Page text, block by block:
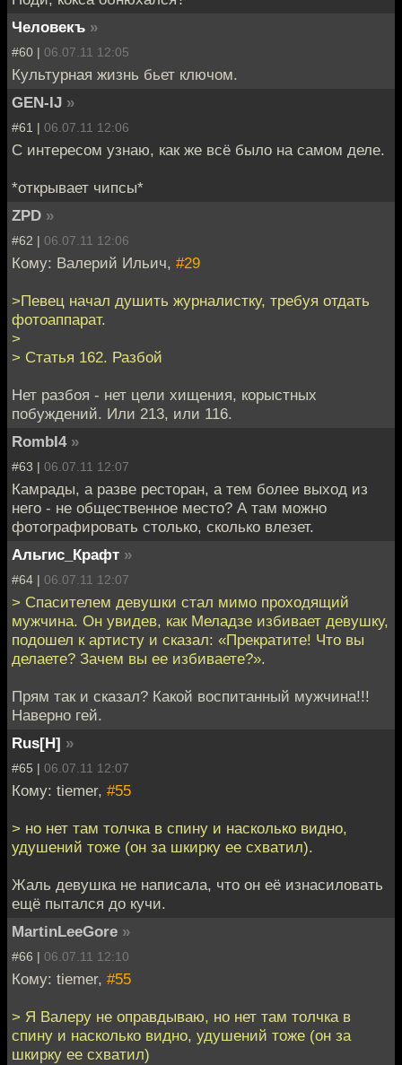
Человекъ »
#60 | 06.07.11 12:05
Культурная жизнь бьет ключом.
GEN-IJ »
#61 | 06.07.11 12:06
С интересом узнаю, как же всё было на самом деле.
*открывает чипсы*
ZPD »
#62 | 06.07.11 12:06
Кому: Валерий Ильич, #29
>Певец начал душить журналистку, требуя отдать
фотоаппарат.
>
> Статья 162. Разбой
Нет разбоя - нет цели хищения, корыстных
побуждений. Или 213, или 116.
RombI4 »
#63 | 06.07.11 12:07
Камрады, а разве ресторан, а тем более выход из
него - не общественное место? А там можно
фотографировать столько, сколько влезет.
Альгис_Крафт »
#64 | 06.07.11 12:07
> Спасителем девушки стал мимо проходящий
мужчина. Он увидев, как Меладзе избивает девушку,
подошел к артисту и сказал: «Прекратите! Что вы
делаете? Зачем вы ее избиваете?».
Прям так и сказал? Какой воспитанный мужчина!!!
Наверно гей.
Rus[H] »
#65 | 06.07.11 12:07
Кому: tiemer, #55
> но нет там толчка в спину и насколько видно,
удушений тоже (он за шкирку ее схватил).
Жаль девушка не написала, что он её изнасиловать
ещё пытался до кучи.
MartinLeeGore »
#66 | 06.07.11 12:10
Кому: tiemer, #55
> Я Валеру не оправдываю, но нет там толчка в
спину и насколько видно, удушений тоже (он за
шкирку ее схватил)